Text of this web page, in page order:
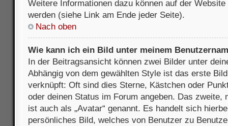
Weitere Informationen dazu können auf der
werden (siehe Link am Ende jeder Seite).
Nach oben
Wie kann ich ein Bild unter meinem
In der Beitragsansicht können zwei Bilder unter
Abhängig von dem gewählten Style ist das erste
verknüpft: Oft sind dies Sterne, Kästchen oder
oder deinen Status im Forum angeben. Das zweite,
ist auch als „Avatar“ genannt. Es handelt sich
persönliches Bild, welches von Benutzer zu